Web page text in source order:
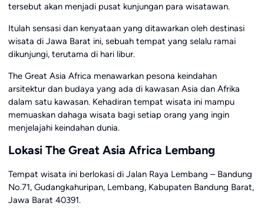
tersebut akan menjadi pusat kunjungan para wisatawan.
Itulah sensasi dan kenyataan yang ditawarkan oleh destinasi
wisata di Jawa Barat ini, sebuah tempat yang selalu ramai
dikunjungi, terutama di hari libur.
The Great Asia Africa menawarkan pesona keindahan
arsitektur dan budaya yang ada di kawasan Asia dan Afrika
dalam satu kawasan. Kehadiran tempat wisata ini mampu
memuaskan dahaga wisata bagi setiap orang yang ingin
menjelajahi keindahan dunia.
Lokasi The Great Asia Africa Lembang
Tempat wisata ini berlokasi di Jalan Raya Lembang – Bandung
No.71, Gudangkahuripan, Lembang, Kabupaten Bandung Barat,
Jawa Barat 40391.